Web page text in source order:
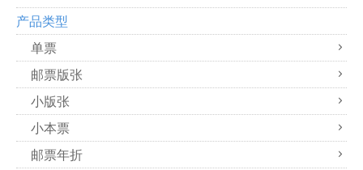
产品类型
单票
邮票版张
小版张
小本票
邮票年折